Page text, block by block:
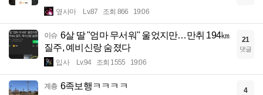
옆사마 Lv.87 조회 866 19:06
이슈 6살 딸 "엄마 무서워" 울었지만…만취 194㎞
질주, 예비신랑 숨졌다
입사 Lv.94 조회 1555 19:06
21
댓글
계층 6족보행ㅋㅋㅋㅋ 4